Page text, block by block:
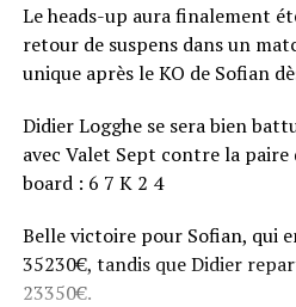
Le heads-up aura finalement
retour de suspens dans un
unique après le KO de Sofian
Didier Logghe se sera bien
avec Valet Sept contre la paire
board : 6 7 K 2 4
Belle victoire pour Sofian, qui
35230€, tandis que Didier
23350€.